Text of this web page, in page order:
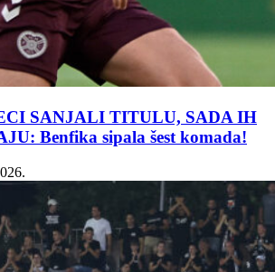
SANJALI TITULU, SADA IH
Benfika sipala šest komada!